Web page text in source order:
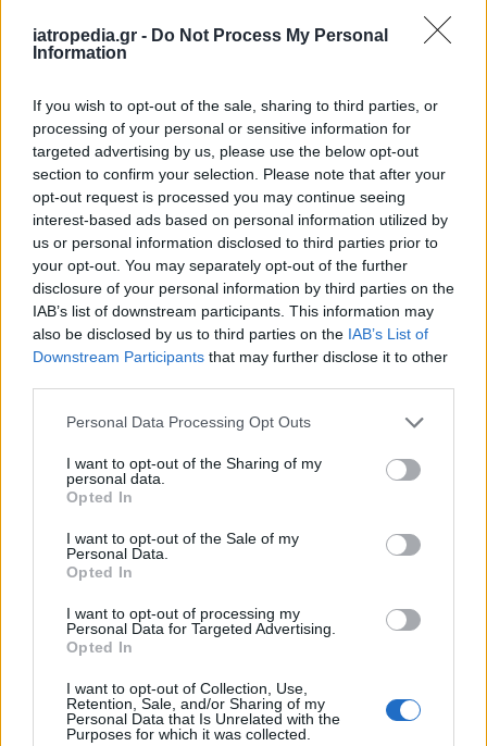
iatropedia.gr - Do Not Process My Personal
Information
If you wish to opt-out of the sale, sharing to third parties, or
processing of your personal or sensitive information for
targeted advertising by us, please use the below opt-out
section to confirm your selection. Please note that after your
opt-out request is processed you may continue seeing
interest-based ads based on personal information utilized by
us or personal information disclosed to third parties prior to
your opt-out. You may separately opt-out of the further
disclosure of your personal information by third parties on the
IAB’s list of downstream participants. This information may
also be disclosed by us to third parties on the IAB’s List of
Downstream Participants that may further disclose it to other
Personal Data Processing Opt Outs
I want to opt-out of the Sharing of my
personal data.
Opted In
I want to opt-out of the Sale of my
Personal Data.
Opted In
I want to opt-out of processing my
Personal Data for Targeted Advertising.
Opted In
I want to opt-out of Collection, Use,
Retention, Sale, and/or Sharing of my
Personal Data that Is Unrelated with the
Purposes for which it was collected.
Μέσα από ισχυρές επιστημονικές συνεργασίες, η
τους κορυφαίους επιστήμονες του σήμερα».
Σχετικά με την IPSEN
Η Ipsen είναι ένας παγκόσμιος
βιοφαρμακευτικός Όμιλος επικεντρωμένος στην
καινοτομία και τις εξειδικευμένες θεραπείες. Η
Ipsen διαθέτει επίσης μια καλά εδραιωμένη και
επιτυχημένη Μονάδα Καταναλωτικών
Προϊόντων Υγείας. Η Ipsen κυκλοφορεί
περισσότερα από 20 φάρμακα σε περισσότερες
περισσότερες από 30 χώρες παγκοσμίως. Ο
Όμιλος απασχολεί περισσότερους από 5.100
υπαλλήλους σε όλο τον κόσμο.
Σχετικά με την VHL Alliance Greece
Η Ελληνική συμμαχία οικογενειών κατά της
νόσου VHL (Von Hippel Lindau disease), είναι
ένας μη κερδοσκοπικός οργανισμός,
αφιερωμένος να βρει μια θεραπεία για το
σύνδρομο αλλά και εν γένει για τον καρκίνο,
όπως και η vhlfa alliance Ευρωπαικά και